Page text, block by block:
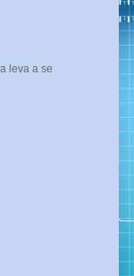
leva a se